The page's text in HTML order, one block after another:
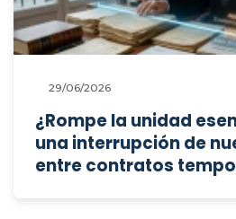
29/06/2026
¿Rompe la unidad
una interrupción de
entre contratos